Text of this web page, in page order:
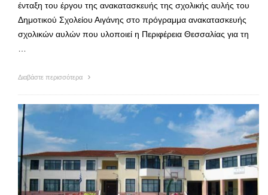
ένταξη του έργου της ανακατασκευής της σχολικής αυλής του
Δημοτικού Σχολείου Αιγάνης στο πρόγραμμα ανακατασκευής
σχολικών αυλών που υλοποιεί η Περιφέρεια Θεσσαλίας για τη
…
Διαβάστε περισσότερα